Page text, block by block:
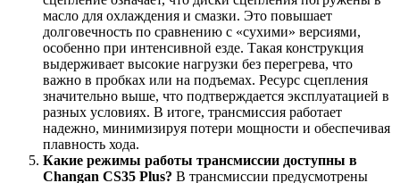
масло для охлаждения и смазки. Это повышает
долговечность по сравнению с «сухими» версиями,
особенно при интенсивной езде. Такая конструкция
выдерживает высокие нагрузки без перегрева, что
важно в пробках или на подъемах. Ресурс сцепления
значительно выше, что подтверждается эксплуатацией в
разных условиях. В итоге, трансмиссия работает
надежно, минимизируя потери мощности и обеспечивая
плавность хода.
Какие режимы работы трансмиссии доступны в
Changan CS35 Plus? В трансмиссии предусмотрены